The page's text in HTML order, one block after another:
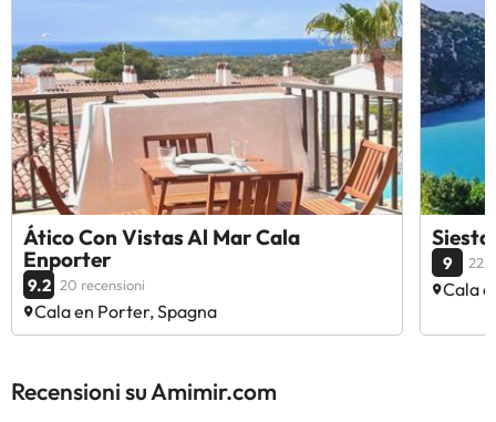
Ático Con Vistas Al Mar Cala
Enporter
9.2 20 recensioni
Cala en Porter, Spagna
9 22
Cala
Recensioni su Amimir.com